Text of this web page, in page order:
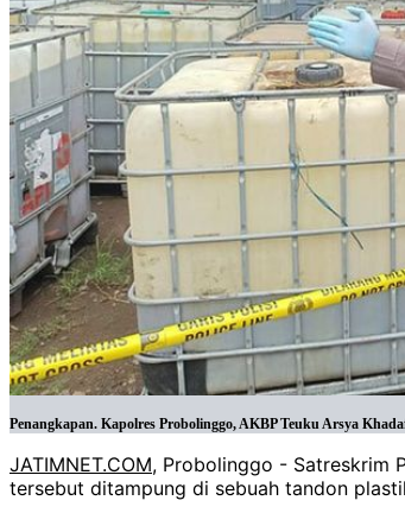
Penangkapan. Kapolres Probolinggo, AKBP Teuku Arsya
JATIMNET.COM, Probolinggo - Satreskrim
tersebut ditampung di sebuah tandon